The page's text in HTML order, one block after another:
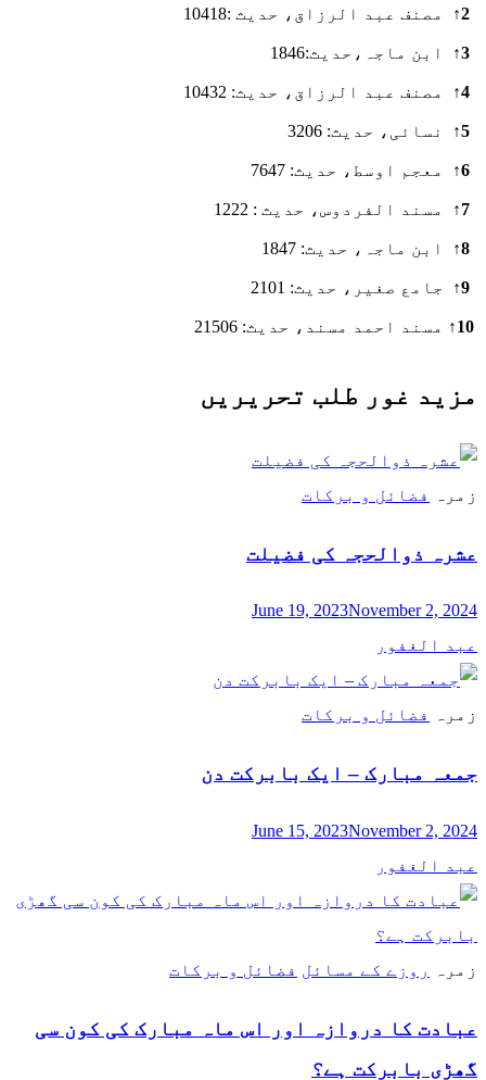
2
↑ مصنف عبد الرزاق، حدیث :10418
3
↑ ابن ماجہ،حدیث:1846
4
↑ مصنف عبد الرزاق، حدیث: 10432
5
↑ نسائی، حدیث: 3206
6
↑ معجم اوسط، حدیث: 7647
7
↑ مسند الفردوس، حدیث : 1222
8
↑ ابن ماجہ، حدیث: 1847
9
↑ جامع صغیر، حدیث: 2101
10
↑ مسند احمد مسند، حدیث: 21506
مزید غور طلب تحریریں
زمرہ فضائل و برکات
عشرہ ذوالحجہ کی فضیلت
June 19, 2023November 2, 2024
عبد الغفور
زمرہ فضائل و برکات
جمعہ مبارک – ایک بابرکت دن
June 15, 2023November 2, 2024
عبد الغفور
زمرہ روزے کے مسائل فضائل و برکات
عبادت کا دروازہ اور اس ماہ مبارک کی کون سی
گھڑی بابرکت ہے؟